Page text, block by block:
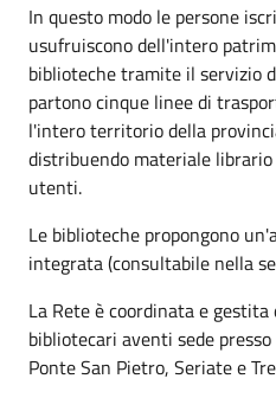
In questo modo le persone
usufruiscono dell'intero
biblioteche tramite il servizio
partono cinque linee di
l'intero territorio della
distribuendo materiale
utenti.
Le biblioteche propongono
integrata (consultabile nella
La Rete è coordinata e
bibliotecari aventi sede
Ponte San Pietro, Seriate e